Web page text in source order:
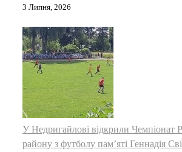
3 Липня, 2026
У Недригайлові відкрили Чемпіонат
району з футболу пам’яті Геннадія